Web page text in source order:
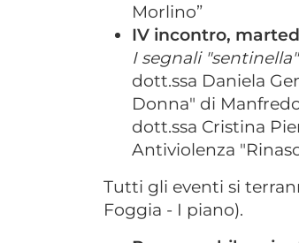
Morlino”
IV incontro,
I segnali
dott.ssa Daniela
Donna" di
dott.ssa Cristina
Antiviolenza
Tutti gli eventi si
Foggia - I piano).